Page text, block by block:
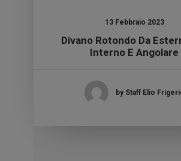
13 Febbraio 2023
Divano Rotondo Da
Interno E Angolare
by Staff Elio